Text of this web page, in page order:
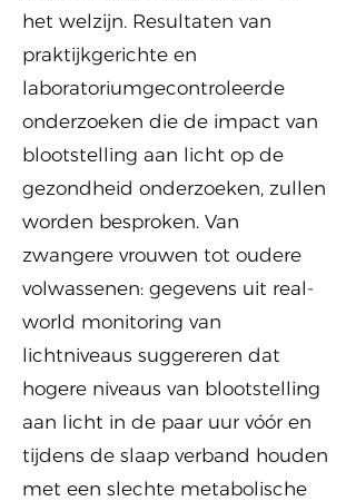
het welzijn. Resultaten van
praktijkgerichte en
laboratoriumgecontroleerde
onderzoeken die de impact van
blootstelling aan licht op de
gezondheid onderzoeken, zullen
worden besproken. Van
zwangere vrouwen tot oudere
volwassenen: gegevens uit real-
world monitoring van
lichtniveaus suggereren dat
hogere niveaus van blootstelling
aan licht in de paar uur vóór en
tijdens de slaap verband houden
met een slechte metabolische